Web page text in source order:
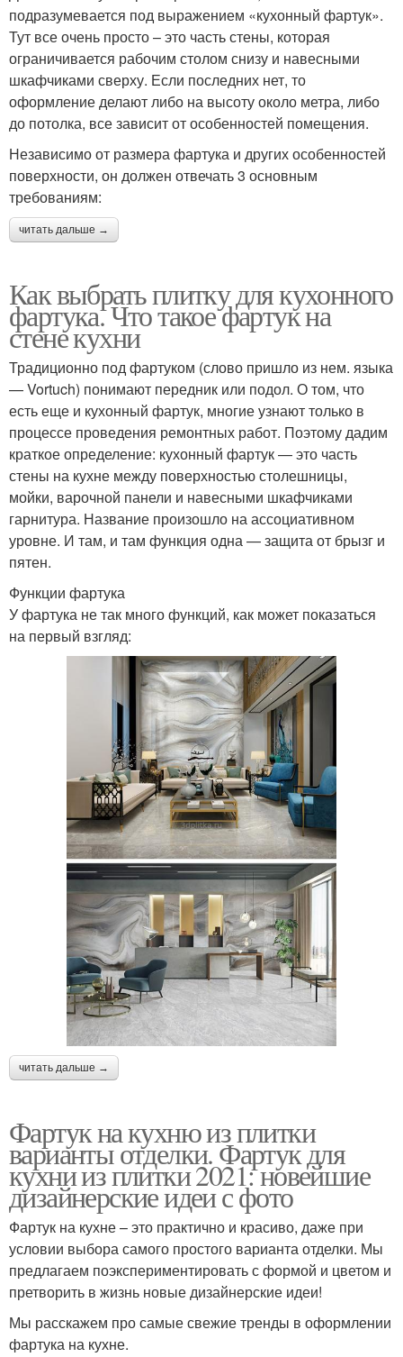
подразумевается под выражением «кухонный фартук».
Тут все очень просто – это часть стены, которая
ограничивается рабочим столом снизу и навесными
шкафчиками сверху. Если последних нет, то
оформление делают либо на высоту около метра, либо
до потолка, все зависит от особенностей помещения.
Независимо от размера фартука и других особенностей
поверхности, он должен отвечать 3 основным
требованиям:
читать дальше →
Как выбрать плитку для кухонного
фартука. Что такое фартук на
стене кухни
Традиционно под фартуком (слово пришло из нем. языка
— Vortuch) понимают передник или подол. О том, что
есть еще и кухонный фартук, многие узнают только в
процессе проведения ремонтных работ. Поэтому дадим
краткое определение: кухонный фартук — это часть
стены на кухне между поверхностью столешницы,
мойки, варочной панели и навесными шкафчиками
гарнитура. Название произошло на ассоциативном
уровне. И там, и там функция одна — защита от брызг и
пятен.
Функции фартука
У фартука не так много функций, как может показаться
на первый взгляд:
читать дальше →
Фартук на кухню из плитки
варианты отделки. Фартук для
кухни из плитки 2021: новейшие
дизайнерские идеи с фото
Фартук на кухне – это практично и красиво, даже при
условии выбора самого простого варианта отделки. Мы
предлагаем поэкспериментировать с формой и цветом и
претворить в жизнь новые дизайнерские идеи!
Мы расскажем про самые свежие тренды в оформлении
фартука на кухне.